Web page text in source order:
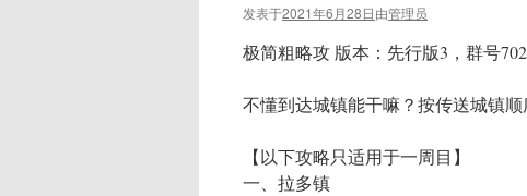
发表于2021年6月28日由管理员
极简粗略攻 版本：先行版3，群号
不懂到达城镇能干嘛？按传送城镇
【以下攻略只适用于一周目】
一、拉多镇